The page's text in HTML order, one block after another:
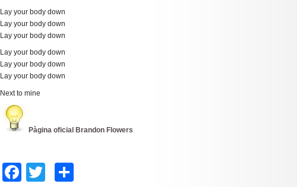
Lay your body down
Lay your body down
Lay your body down
Lay your body down
Lay your body down
Lay your body down
Next to mine
Pàgina oficial Brandon Flowers
Facebook
Twitter